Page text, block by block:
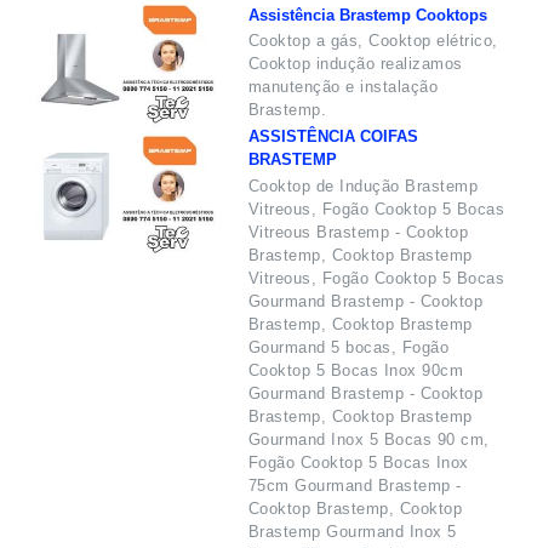
Assistência Brastemp Cooktops
Cooktop a gás, Cooktop elétrico,
Cooktop indução realizamos
manutenção e instalação
Brastemp.
ASSISTÊNCIA COIFAS
BRASTEMP
Cooktop de Indução Brastemp
Vitreous, Fogão Cooktop 5 Bocas
Vitreous Brastemp - Cooktop
Brastemp, Cooktop Brastemp
Vitreous, Fogão Cooktop 5 Bocas
Gourmand Brastemp - Cooktop
Brastemp, Cooktop Brastemp
Gourmand 5 bocas, Fogão
Cooktop 5 Bocas Inox 90cm
Gourmand Brastemp - Cooktop
Brastemp, Cooktop Brastemp
Gourmand Inox 5 Bocas 90 cm,
Fogão Cooktop 5 Bocas Inox
75cm Gourmand Brastemp -
Cooktop Brastemp, Cooktop
Brastemp Gourmand Inox 5